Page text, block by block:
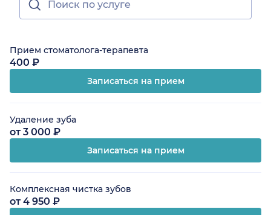
Прием стоматолога-терапевта
400 ₽
Записаться на прием
Удаление зуба
от 3 000 ₽
Записаться на прием
Комплексная чистка зубов
от 4 950 ₽